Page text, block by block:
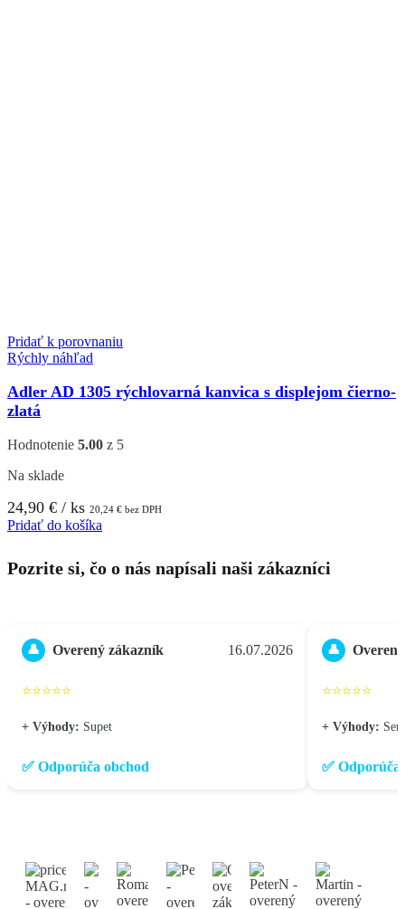
Pridať k porovnaniu
Rýchly náhľad
Adler AD 1305 rýchlovarná kanvica s displejom čierno-
zlatá
Hodnotenie 5.00 z 5
Na sklade
24,90 € / ks 20,24 € bez DPH
Pridať do košíka
Pozrite si, čo o nás napísali naši zákazníci
👤 Overený zákazník 16.07.2026
⭐⭐⭐⭐⭐
+ Výhody: Supet
✅ Odporúča obchod
👤
⭐⭐⭐⭐⭐
+ Výhody:
✅ Odporúča